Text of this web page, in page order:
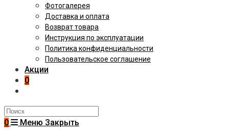
Фотогалерея
Доставка и оплата
Возврат товара
Инструкция по эксплуатации
Политика конфиденциальности
Пользовательское соглашение
Акции
0
Поиск
на
0 Меню Закрыть